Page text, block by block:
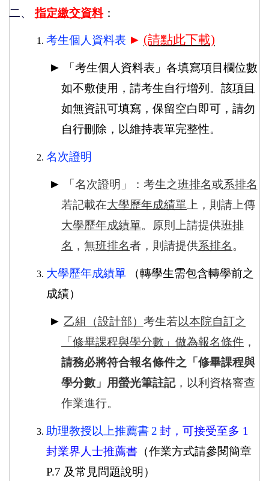
二、 指定繳交資料：
考生個人資料表 ► (請點此下載)
►
「考生個人資料表」各填寫項目欄位數
如不敷使用，請考生自行增列。該項目
如無資訊可填寫，保留空白即可，請勿
自行刪除，以維持表單完整性。
名次證明
► 「名次證明」：考生之班排名或系排名
若記載在大學歷年成績單 上，則請上傳
大學歷年成績單。原則上請提供班排
名 ，無班排名者，則請提供系排名 。
大學歷年成績單
（轉學生需包含轉學前之
成績）
► 乙組（設計部） 考生若以本院自訂之
「修畢課程與學分數」做為報名條件 ，
請務必將符合報名條件之「修畢課程與
學分數」用螢光筆註記，以利資格審查
作業進行。
助理教授以上推薦書 2 封，可接受至多 1
封業界人士推薦書 （作業方式請參閱簡章
P.7 及常見問題說明）